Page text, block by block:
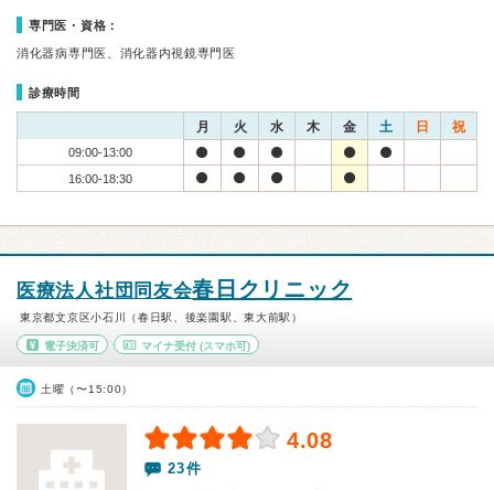
専門医・資格：
消化器病専門医、消化器内視鏡専門医
診療時間
月 火 水 木 金 土 日 祝
09:00-13:00
16:00-18:30
医療法人社団同友会春日クリニック
東京都文京区小石川（春日駅、後楽園駅、東大前駅）
電子決済可 マイナ受付(スマホ可)
土曜（〜15:00）
4.08
23件